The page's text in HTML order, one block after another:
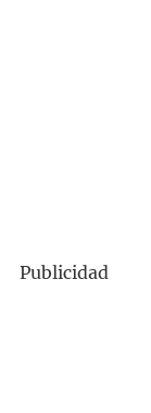
Publicidad